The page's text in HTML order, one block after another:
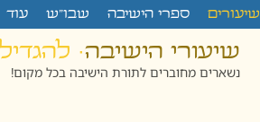
שיעורים ספרי הישיבה שבו”ש עוד
שיעורי הישיבה·
נשארים מחוברים לתורת הישיבה בכל מקום!